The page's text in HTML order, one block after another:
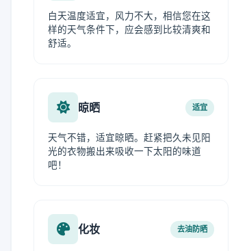
白天温度适宜，风力不大，相信您在这
样的天气条件下，应会感到比较清爽和
舒适。
晾晒 适宜
天气不错，适宜晾晒。赶紧把久未见阳
光的衣物搬出来吸收一下太阳的味道
吧！
化妆 去油防晒